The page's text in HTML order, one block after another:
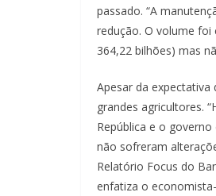
passado. “A
redução. O volume foi
364,22 bilhões) mas
Apesar da expectativa
grandes agricultores.
República e o
não sofreram
Relatório Focus do
enfatiza o